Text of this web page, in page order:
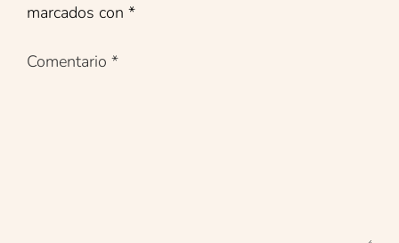
marcados con *
Comentario *